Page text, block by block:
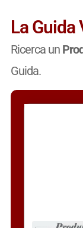
La
Ricerca un
Guida.